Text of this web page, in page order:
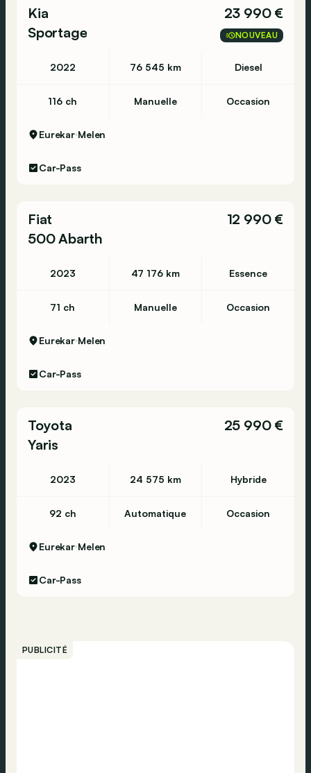
Kia
Sportage
23 990 €
NOUVEAU
2022 76 545 km Diesel
116 ch Manuelle Occasion
Eurekar Melen
Car-Pass
Fiat
500 Abarth
12 990 €
2023 47 176 km Essence
71 ch Manuelle Occasion
Eurekar Melen
Car-Pass
Toyota
Yaris
25 990 €
2023 24 575 km Hybride
92 ch Automatique Occasion
Eurekar Melen
Car-Pass
PUBLICITÉ